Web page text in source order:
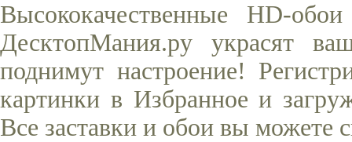
Высококачественные HD-
ДесктопМания.ру украсят
поднимут настроение!
картинки в Избранное и
Все заставки и обои вы можете